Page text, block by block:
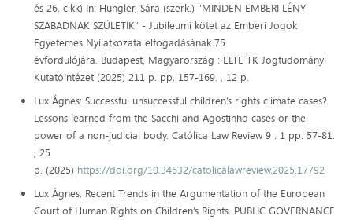
és 26. cikk) In: Hungler, Sára (szerk.) "MINDEN EMBERI LÉNY
SZABADNAK SZÜLETIK" - Jubileumi kötet az Emberi Jogok
Egyetemes Nyilatkozata elfogadásának 75.
évfordulójára. Budapest, Magyarország : ELTE TK Jogtudományi
Kutatóintézet (2025) 211 p. pp. 157-169. , 12 p.
Lux Ágnes: Successful unsuccessful children’s rights climate cases?
Lessons learned from the Sacchi and Agostinho cases or the
power of a non-judicial body. Católica Law Review 9 : 1 pp. 57-81.
, 25
p. (2025) https://doi.org/10.34632/catolicalawreview.2025.17792
Lux Ágnes: Recent Trends in the Argumentation of the European
Court of Human Rights on Children’s Rights. PUBLIC GOVERNANCE